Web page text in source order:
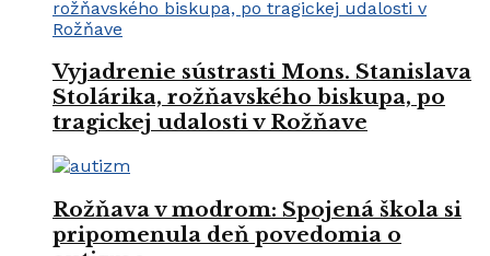
Vyjadrenie sústrasti Mons. Stanislava
Stolárika, rožňavského biskupa, po
tragickej udalosti v Rožňave
Rožňava v modrom: Spojená škola si
pripomenula deň povedomia o